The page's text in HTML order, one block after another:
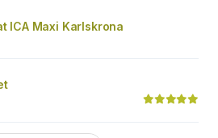
ICA Maxi Karlskrona